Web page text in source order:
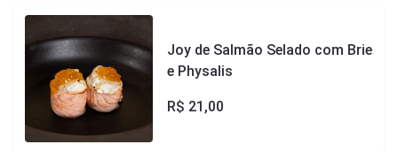
Joy de Salmão Selado com Brie
e Physalis
R$ 21,00